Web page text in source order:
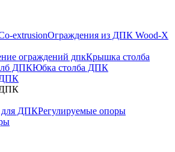
extrusionОграждения из ДПК Wood-X
ограждений дпкКрышка столба
ДПКЮбка столба ДПК
ДПК
ДПК
для ДПКРегулируемые опоры